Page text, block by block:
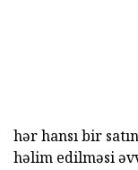
hər hansı bir
həlim edilməsi